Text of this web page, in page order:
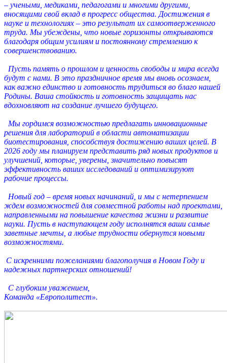
– учеными, медиками, педагогами и многими другими,
вносящими свой вклад в прогресс общества. Достижения в
науке и технологиях – это результат их самоотверженного
труда. Мы убеждены, что новые горизонты открываются
благодаря общим усилиям и постоянному стремлению к
совершенствованию.
Пусть память о прошлом и ценность свободы и мира всегда
будут с нами. В это праздничное время мы вновь осознаем,
как важно единство и готовность трудиться во благо нашей
Родины. Ваша стойкость и готовность защищать нас
вдохновляют на создание лучшего будущего.
Мы гордимся возможностью предлагать инновационные
решения для лабораторий в области автоматизации
биотестирования, способствуя достижению ваших целей. В
2026 году мы планируем представить ряд новых продуктов и
улучшений, которые, уверены, значительно повысят
эффективность ваших исследований и оптимизируют
рабочие процессы.
Новый год – время новых начинаний, и мы с нетерпением
ждем возможностей для совместной работы над проектами,
направленными на повышение качества жизни и развитие
науки. Пусть в наступающем году исполнятся ваши самые
заветные мечты, а любые трудности обернутся новыми
возможностями.
С искренними пожеланиями благополучия в Новом Году и
надежных партнерских отношений!
С глубоким уважением,
Команда «Европолитест».